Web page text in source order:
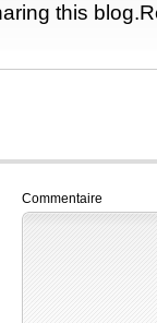
this
Commentaire